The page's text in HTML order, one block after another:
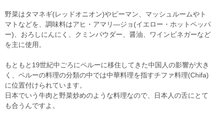
野菜はタマネギ(レッドオニオン)やピーマン、マッシュルームやト
マトなどを、調味料はアヒ・アマリ―ジョ(イエロー・ホットペッパ
ー)、おろしにんにく、クミンパウダー、醤油、ワインビネガーなど
を主に使用。
もともと19世紀中ごろにペルーに移住してきた中国人の影響が大き
く、ペルーの料理の分類の中では中華料理を指すチファ料理(Chifa)
に位置付けられています。
日本でいう牛肉と野菜炒めのような料理なので、日本人の舌にとて
も合うんですよ。